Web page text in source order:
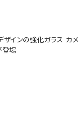
ザインの強化ガラス カメ
登場